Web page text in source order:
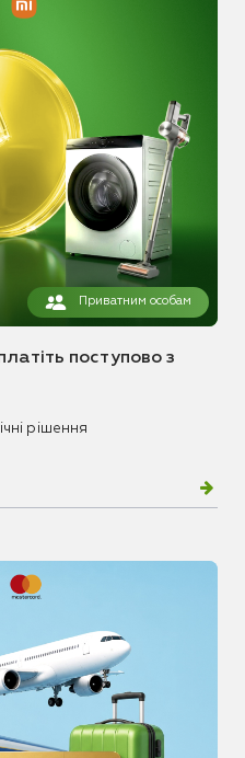
Приватним особам
поступово з
рішення